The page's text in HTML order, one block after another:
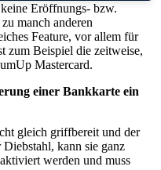
Eröffnungs- bzw.
manch anderen
Feature, vor allem für
zum Beispiel die zeitweise,
Mastercard.
einer Bankkarte ein
gleich griffbereit und der
kann sie ganz
werden und muss